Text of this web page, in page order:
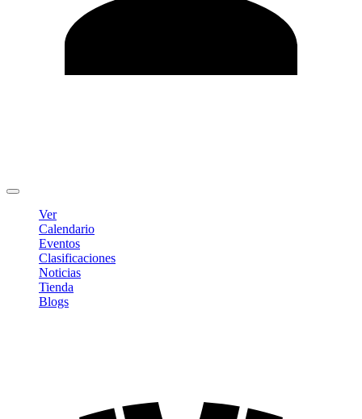
Ver
Calendario
Eventos
Clasificaciones
Noticias
Tienda
Blogs